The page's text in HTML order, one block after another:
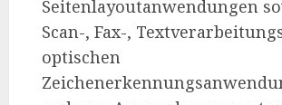
Seitenlayoutanwendungen
Scan-, Fax-,
optischen